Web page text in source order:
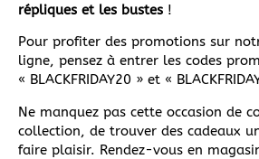
répliques et les bustes !
Pour profiter des promotions sur
ligne, pensez à entrer les codes
« BLACKFRIDAY20 » et «
Ne manquez pas cette occasion de
collection, de trouver des cadeaux
faire plaisir. Rendez-vous en